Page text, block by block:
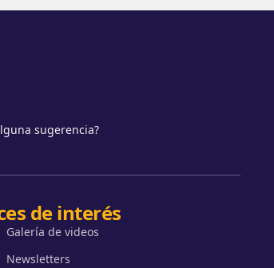
sugerencia?
de interés
Galería de videos
Newsletters